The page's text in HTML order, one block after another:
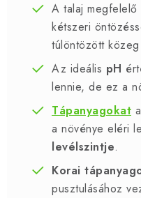
A talaj megfelelő
kétszeri
túlöntözött közeg
Az ideális pH
lennie, de ez a
Tápanyagokat
a növénye eléri
levélszintje.
Korai
pusztulásához